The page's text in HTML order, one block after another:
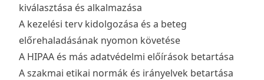
kiválasztása és alkalmazása
A kezelési terv kidolgozása és a beteg
előrehaladásának nyomon követése
A HIPAA és más adatvédelmi előírások betartása
A szakmai etikai normák és irányelvek betartása